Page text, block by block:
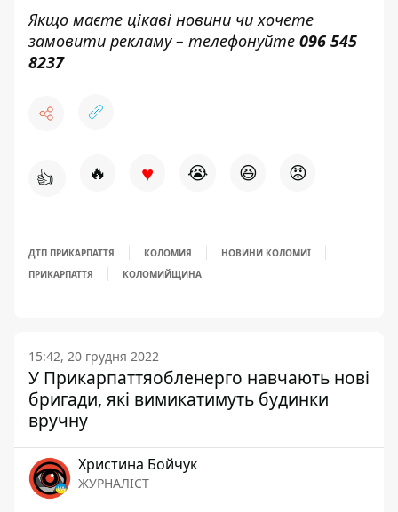
Якщо маєте цікаві новини чи хочете
замовити рекламу – телефонуйте 096 545
8237
👍 🔥 ♥ 😭 😆 😡
ДТП ПРИКАРПАТТЯ КОЛОМИЯ
НОВИНИ КОЛОМИЇ
ПРИКАРПАТТЯ
КОЛОМИЙЩИНА
15:42, 20 грудня 2022
У Прикарпаттяобленерго навчають нові
бригади, які вимикатимуть будинки
вручну
Христина Бойчук
ЖУРНАЛІСТ